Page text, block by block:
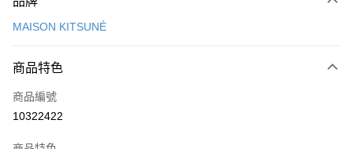
信用卡一次付款
ATM付款
MAISON KITSUNÉ
商品特色
商品編號
10322422